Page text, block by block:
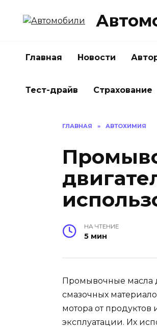
Главная Новости
Тест-драйв Страхование
ГЛАВНАЯ » АВТОХИМИЯ
НА ЧТЕНИЕ
5 мин
Промывочные масла
смазочных
мотора от продуктов
эксплуатации. Их